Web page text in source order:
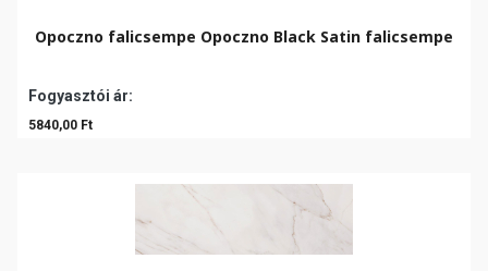
Opoczno falicsempe Opoczno Black Satin falicsempe
Fogyasztói ár:
5840,00 Ft